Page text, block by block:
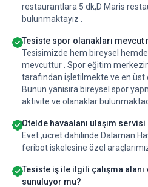
restaurantlara 5 dk,D Maris
bulunmaktayız .
Tesiste spor olanakları mevcut
Tesisimizde hem bireysel
mevcuttur . Spor eğitim
tarafından işletilmekte ve en
Bunun yanısıra bireysel spor
aktivite ve olanaklar
Otelde havaalanı ulaşım
Evet ,ücret dahilinde Dalaman
feribot iskelesine özel
Tesiste iş ile ilgili çalışma alanı
sunuluyor mu?